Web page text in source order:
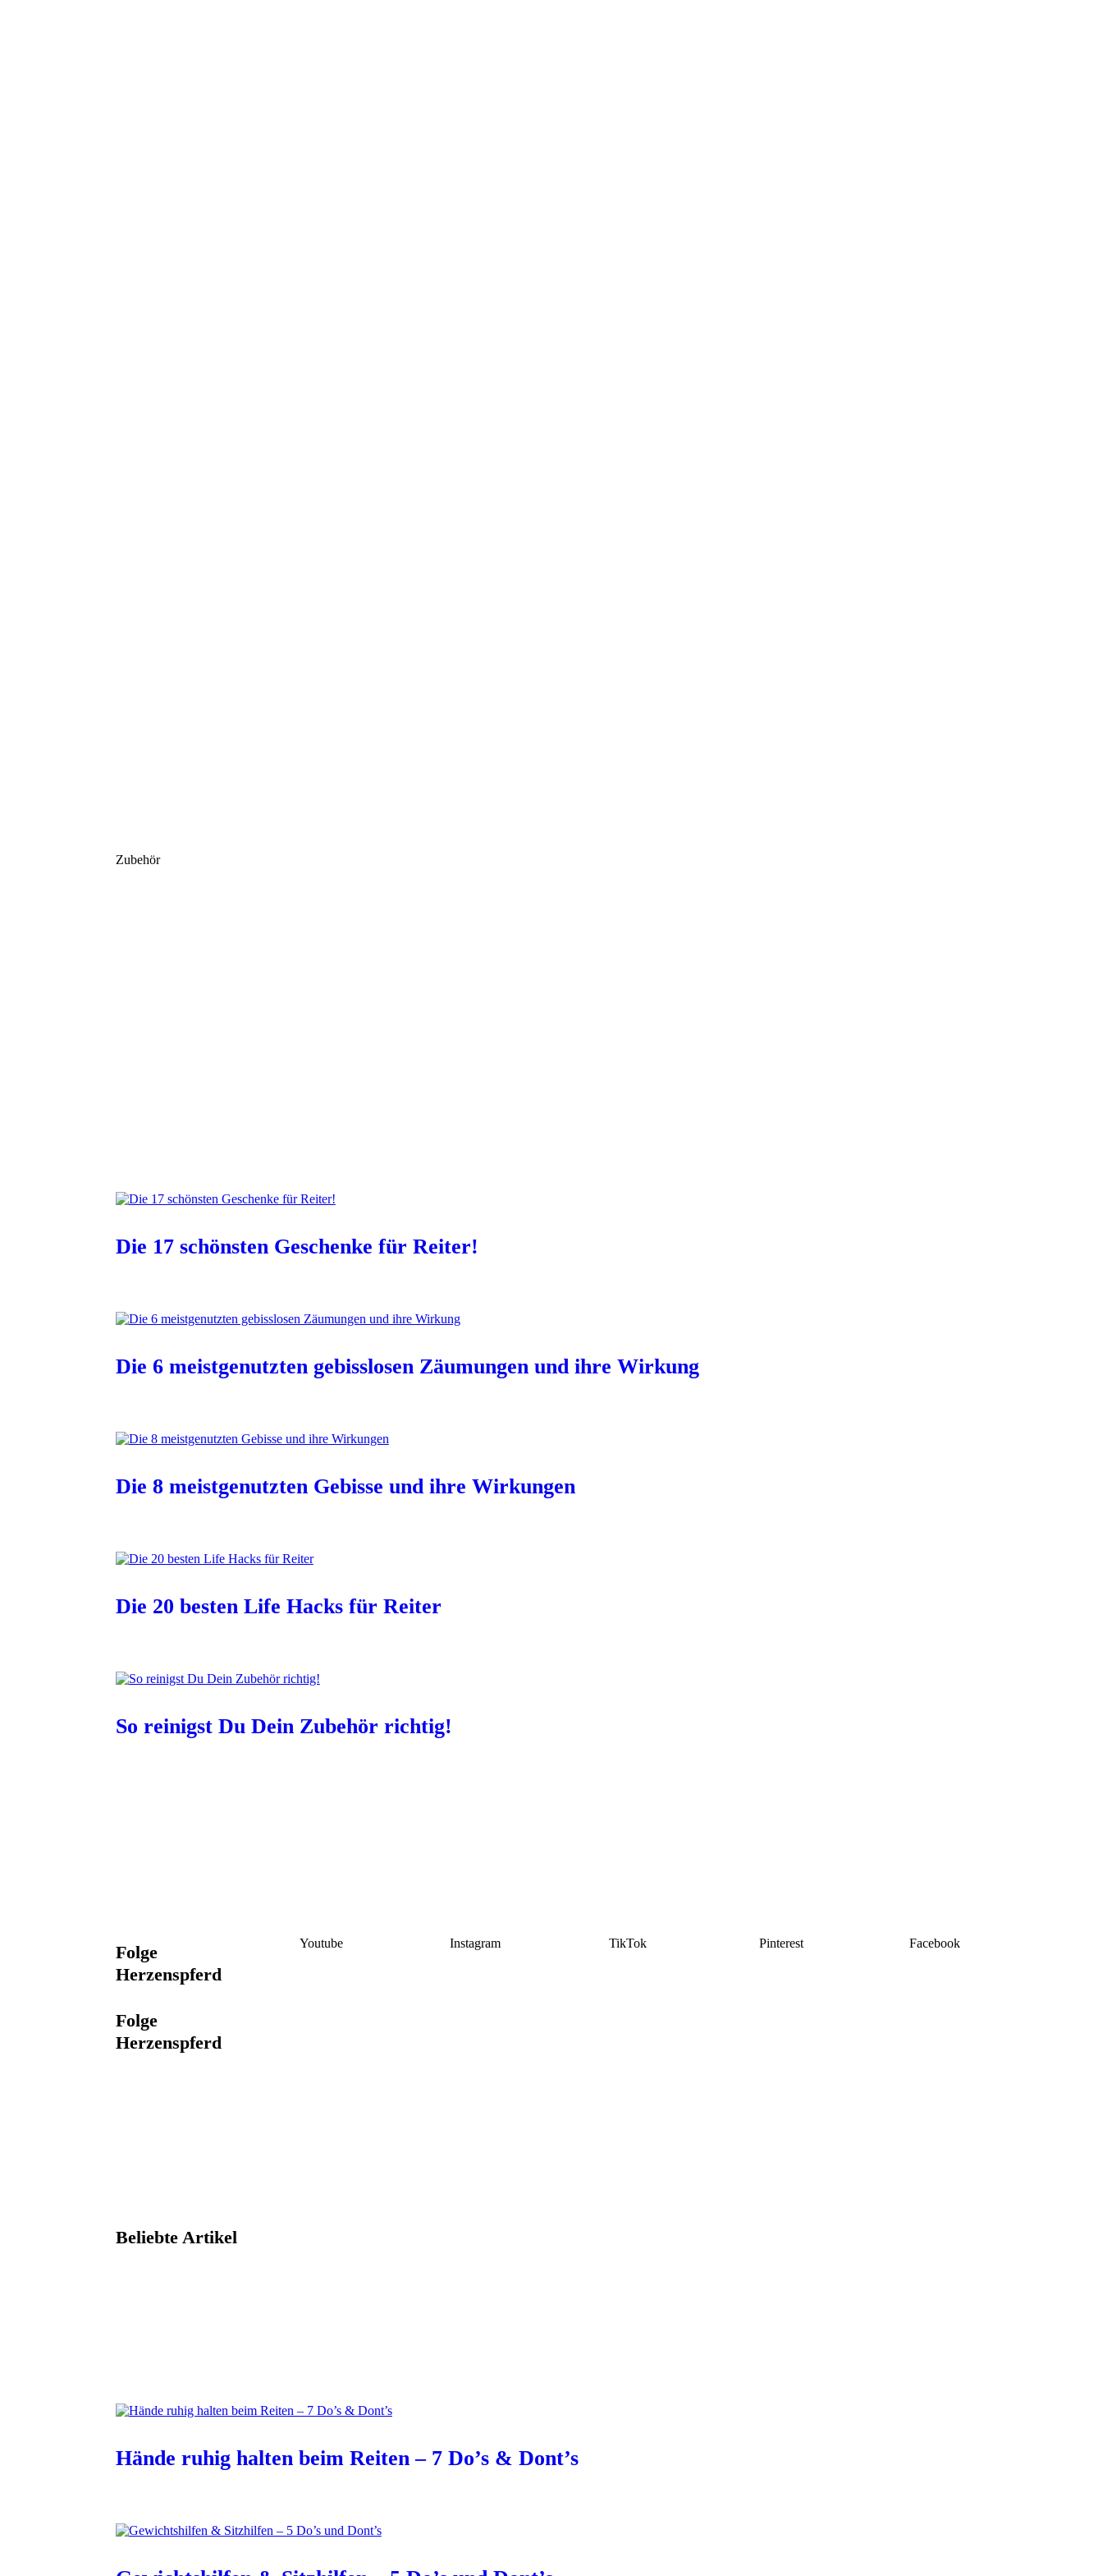
Zubehör
Die 17 schönsten Geschenke für Reiter!
Die 6 meistgenutzten gebisslosen Zäumungen und ihre Wirkung
Die 8 meistgenutzten Gebisse und ihre Wirkungen
Die 20 besten Life Hacks für Reiter
So reinigst Du Dein Zubehör richtig!
Folge
Herzenspferd
Folge
Herzenspferd
Youtube Instagram TikTok Pinterest Facebook
Beliebte Artikel
Hände ruhig halten beim Reiten – 7 Do’s & Dont’s